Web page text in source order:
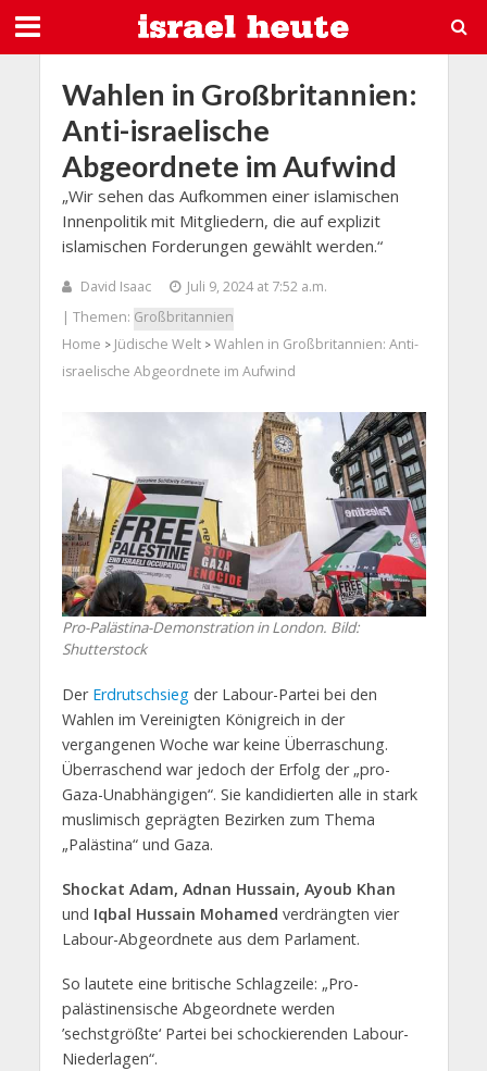
Wahlen in Großbritannien:
Anti-israelische
Abgeordnete im Aufwind
„Wir sehen das Aufkommen einer islamischen
Innenpolitik mit Mitgliedern, die auf explizit
islamischen Forderungen gewählt werden.“
David Isaac
Juli 9, 2024 at 7:52 a.m.
| Themen: Großbritannien
Home > Jüdische Welt> Wahlen in Großbritannien: Anti-
israelische Abgeordnete im Aufwind
Pro-Palästina-Demonstration in London. Bild:
Shutterstock
Der Erdrutschsiegder Labour-Partei bei den
Wahlen im Vereinigten Königreich in der
vergangenen Woche war keine Überraschung.
Überraschend war jedoch der Erfolg der „pro-
Gaza-Unabhängigen“. Sie kandidierten alle in stark
muslimisch geprägten Bezirken zum Thema
„Palästina“ und Gaza.
Shockat Adam, Adnan Hussain, Ayoub Khan
und Iqbal Hussain Mohamed verdrängten vier
Labour-Abgeordnete aus dem Parlament.
So lautete eine britische Schlagzeile: „Pro-
palästinensische Abgeordnete werden
’sechstgrößte‘ Partei bei schockierenden Labour-
Niederlagen“.